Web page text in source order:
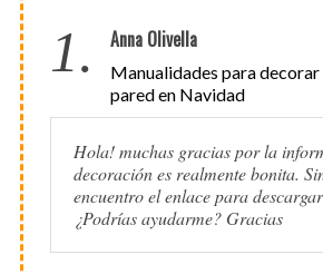
1. Anna Olivella
Manualidades para decorar
pared en Navidad
Hola! muchas gracias por la
decoración es realmente bonita.
encuentro el enlace para
¿Podrías ayudarme? Gracias